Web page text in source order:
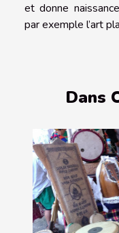
et donne
par exemple l’art
Dans